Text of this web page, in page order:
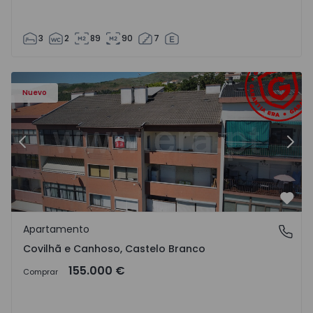
3 2 89 90 7
Nuevo
- 18
Apartamento T2 Covilhã, Covilhã e Canhoso - 1497806 -
Anterior
Covilhã e Canhoso, Castelo Branco
Apartamento
Covilhã e Canhoso, Castelo Branco
Comprar 155.000 €